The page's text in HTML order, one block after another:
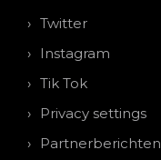
Twitter
Instagram
Tik Tok
Privacy settings
Partnerberichten